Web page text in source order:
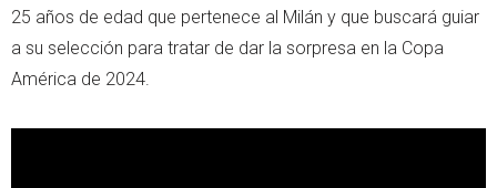
25 años de edad que pertenece al Milán y que buscará guiar
a su selección para tratar de dar la sorpresa en la Copa
América de 2024.